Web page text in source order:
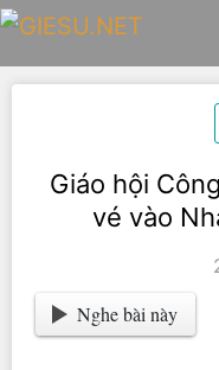
Skip
content
Giáo hội
vé vào
Nghe bài này